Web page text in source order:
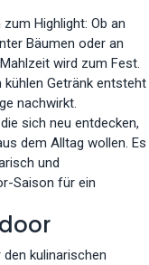
Highlight: Ob an
Bäumen oder an
wird zum Fest.
kühlen Getränk entsteht
nachwirkt.
sich neu entdecken,
dem Alltag wollen. Es
und
Saison für ein
kulinarischen